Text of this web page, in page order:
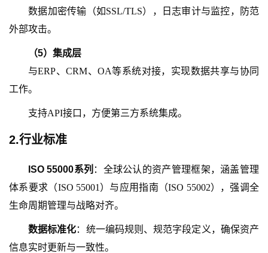
数据加密传输（如SSL/TLS），日志审计与监控，防范
外部攻击。
（5） 集成层
与ERP、CRM、OA等系统对接，实现数据共享与协同
工作。
支持API接口，方便第三方系统集成。
2.行业标准
ISO 55000系列 ：全球公认的资产管理框架，涵盖管理
体系要求（ISO 55001）与应用指南（ISO 55002），强调全
生命周期管理与战略对齐。
数据标准化：统一编码规则、规范字段定义，确保资产
信息实时更新与一致性。